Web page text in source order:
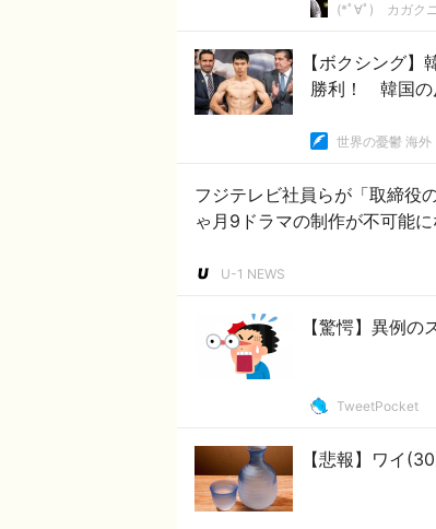
(*ﾟ∀ﾟ)ゞカガク
【ボクシング
勝利！ 韓国の
世界の憂鬱 海外
フジテレビ社員らが「取締役
ゃ月9ドラマの制作が不可能に
U-1 NEWS
【驚愕】異例
TweetPocket
【悲報】ワイ